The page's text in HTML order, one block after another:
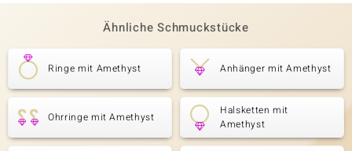
Ähnliche Schmuckstücke
Ringe mit Amethyst Anhänger mit Amethyst
Ohrringe mit Amethyst
Halsketten mit
Amethyst